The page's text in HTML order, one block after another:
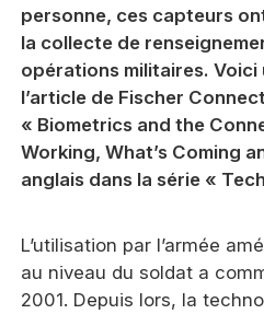
personne, ces capteurs
la collecte de
opérations militaires. Voici
l’article de Fischer
« Biometrics and the
Working, What’s Coming
anglais dans la série «
L’utilisation par l’armée
au niveau du soldat a
2001. Depuis lors, la